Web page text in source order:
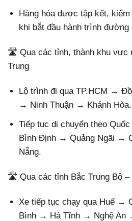
Hàng hóa được tập kết,
khi bắt đầu hành trình đường
🛣️ Qua các tỉnh, thành khu vực
Trung
Lộ trình đi qua TP.HCM →
→ Ninh Thuận → Khánh Hòa.
Tiếp tục di chuyển theo
Bình Định → Quảng Ngãi →
Nẵng.
🛣️ Qua các tỉnh Bắc Trung Bộ –
Xe tiếp tục chạy qua Huế →
Bình → Hà Tĩnh → Nghệ An